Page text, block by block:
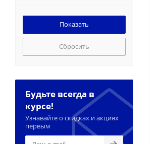
Сбросить
Будьте всегда в
курсе!
Узнавайте о скидках и акциях
первым